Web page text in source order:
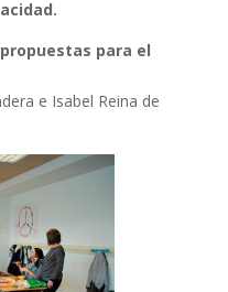
para el
e Isabel Reina de